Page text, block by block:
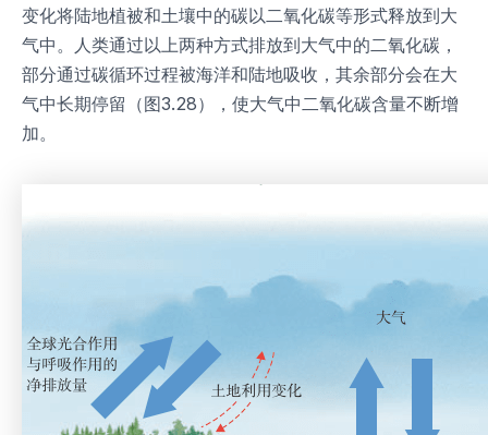
变化将陆地植被和土壤中的碳以二氧化碳等形式释放到大
气中。人类通过以上两种方式排放到大气中的二氧化碳，
部分通过碳循环过程被海洋和陆地吸收，其余部分会在大
气中长期停留（图3.28），使大气中二氧化碳含量不断增
加。